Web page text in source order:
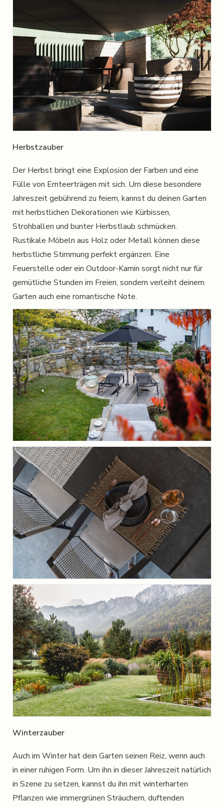
Herbstzauber
Der Herbst bringt eine Explosion der Farben und eine
Fülle von Ernteerträgen mit sich. Um diese besondere
Jahreszeit gebührend zu feiern, kannst du deinen Garten
mit herbstlichen Dekorationen wie Kürbissen,
Strohballen und bunter Herbstlaub schmücken.
Rustikale Möbeln aus Holz oder Metall können diese
herbstliche Stimmung perfekt ergänzen. Eine
Feuerstelle oder ein Outdoor-Kamin sorgt nicht nur für
gemütliche Stunden im Freien, sondern verleiht deinem
Garten auch eine romantische Note.
Winterzauber
Auch im Winter hat dein Garten seinen Reiz, wenn auch
in einer ruhigen Form. Um ihn in dieser Jahreszeit natürlich
in Szene zu setzen, kannst du ihn mit winterharten
Pflanzen wie immergrünen Sträuchern, duftenden